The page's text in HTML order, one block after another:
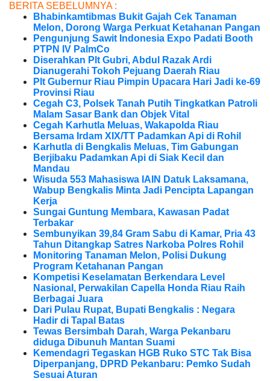
BERITA SEBELUMNYA :
Bhabinkamtibmas Bukit Gajah Cek Tanaman
Melon, Dorong Warga Perkuat Ketahanan Pangan
Pengunjung Sawit Indonesia Expo Padati Booth
PTPN IV PalmCo
Diserahkan Plt Gubri, Abdul Razak Ardi
Dianugerahi Tokoh Pejuang Daerah Riau
Plt Gubernur Riau Pimpin Upacara Hari Jadi ke-69
Provinsi Riau
Cegah C3, Polsek Tanah Putih Tingkatkan Patroli
Malam Sasar Bank dan Objek Vital
Cegah Karhutla Meluas, Wakapolda Riau
Bersama Irdam XIX/TT Padamkan Api di Rohil
Karhutla di Bengkalis Meluas, Tim Gabungan
Berjibaku Padamkan Api di Siak Kecil dan
Mandau
Wisuda 553 Mahasiswa IAIN Datuk Laksamana,
Wabup Bengkalis Minta Jadi Pencipta Lapangan
Kerja
Sungai Guntung Membara, Kawasan Padat
Terbakar
Sembunyikan 39,84 Gram Sabu di Kamar, Pria 43
Tahun Ditangkap Satres Narkoba Polres Rohil
Monitoring Tanaman Melon, Polisi Dukung
Program Ketahanan Pangan
Kompetisi Keselamatan Berkendara Level
Nasional, Perwakilan Capella Honda Riau Raih
Berbagai Juara
Dari Pulau Rupat, Bupati Bengkalis : Negara
Hadir di Tapal Batas
Tewas Bersimbah Darah, Warga Pekanbaru
diduga Dibunuh Mantan Suami
Kemendagri Tegaskan HGB Ruko STC Tak Bisa
Diperpanjang, DPRD Pekanbaru: Pemko Sudah
Sesuai Aturan